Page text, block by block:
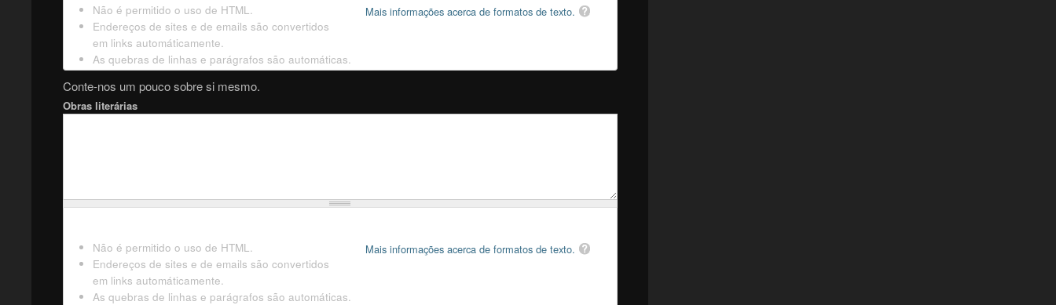
Mais informações acerca de formatos de texto.
Não é permitido o uso de HTML.
Endereços de sites e de emails são convertidos
em links automáticamente.
As quebras de linhas e parágrafos são automáticas.
Conte-nos um pouco sobre si mesmo.
Obras literárias
Mais informações acerca de formatos de texto.
Não é permitido o uso de HTML.
Endereços de sites e de emails são convertidos
em links automáticamente.
As quebras de linhas e parágrafos são automáticas.